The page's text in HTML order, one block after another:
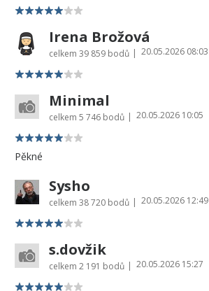
Irena Brožová
celkem 39 859 bodů | 20.05.2026 08:03
Minimal
celkem 5 746 bodů | 20.05.2026 10:05
Pěkné
Sysho
celkem 38 720 bodů | 20.05.2026 12:49
s.dovžik
celkem 2 191 bodů | 20.05.2026 15:27